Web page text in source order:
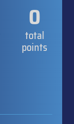
0
total
points